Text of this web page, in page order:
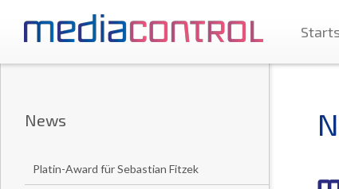
News
Platin-Award für Sebastian Fitzek